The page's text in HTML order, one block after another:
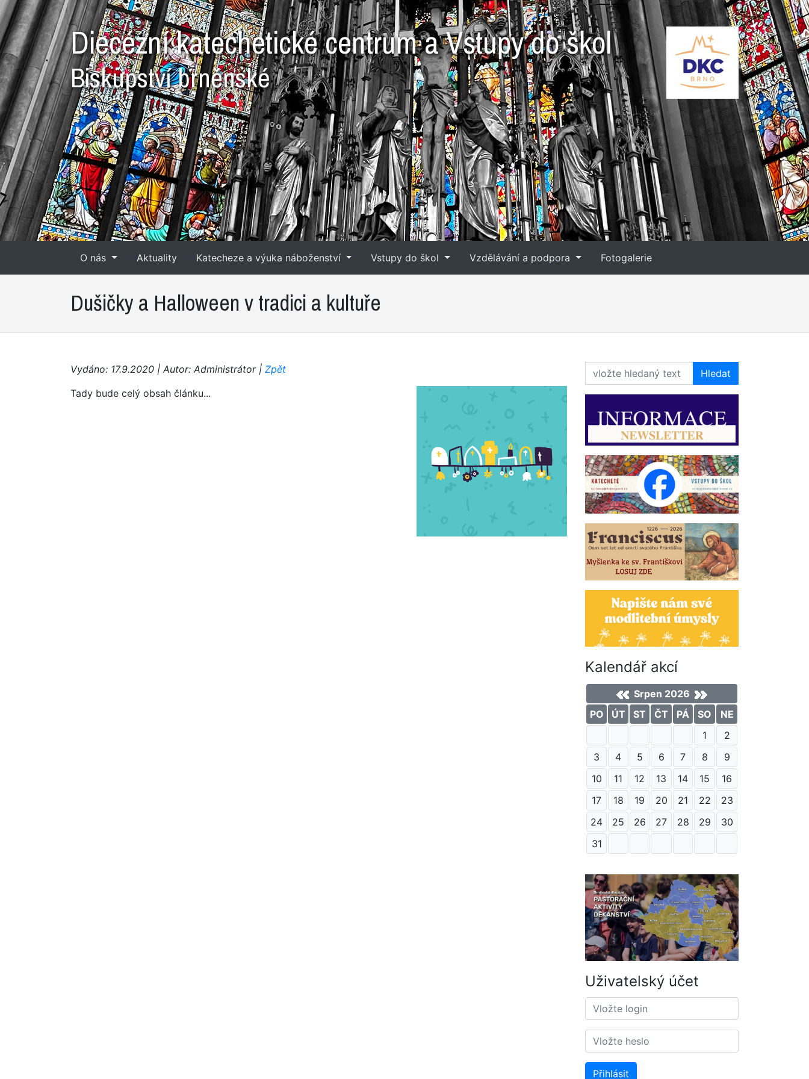
Diecézní katechetické centrum a Vstupy do škol
Biskupství brněnské
O nás Aktuality Katecheze a výuka náboženství Vstupy do škol Vzdělávání a podpora Fotogalerie
Dušičky a Halloween v tradici a kultuře
Vydáno: 17.9.2020 | Autor: Administrátor | Zpět
Tady bude celý obsah článku...
Hledat
Kalendář akcí
Srpen 2026
PO
ÚT ST ČT PÁ SO
NE
1
2
3
4 5 6 7 8
9
10
11 12 13 14 15
16
17
18 19 20 21 22
23
24
25 26 27 28 29
30
31
Uživatelský účet
Přihlásit